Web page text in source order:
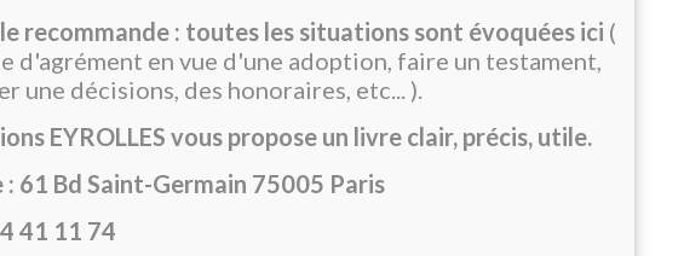
recommande : toutes les situations sont évoquées ici (
d'agrément en vue d'une adoption, faire un testament,
une décisions, des honoraires, etc... ).
EYROLLES vous propose un livre clair, précis, utile.
: 61 Bd Saint-Germain 75005 Paris
41 11 74